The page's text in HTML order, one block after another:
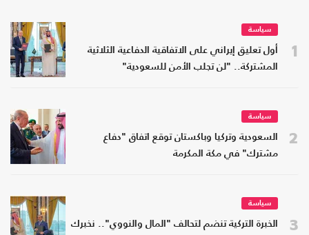
1
سياسة
أول تعليق إيراني على الاتفاقية الدفاعية الثلاثية
المشتركة.. "لن تجلب الأمن للسعودية"
2
سياسة
السعودية وتركيا وباكستان توقع اتفاق "دفاع
مشترك" في مكة المكرمة
3
سياسة
الخبرة التركية تنضم لتحالف "المال والنووي".. نخبرك